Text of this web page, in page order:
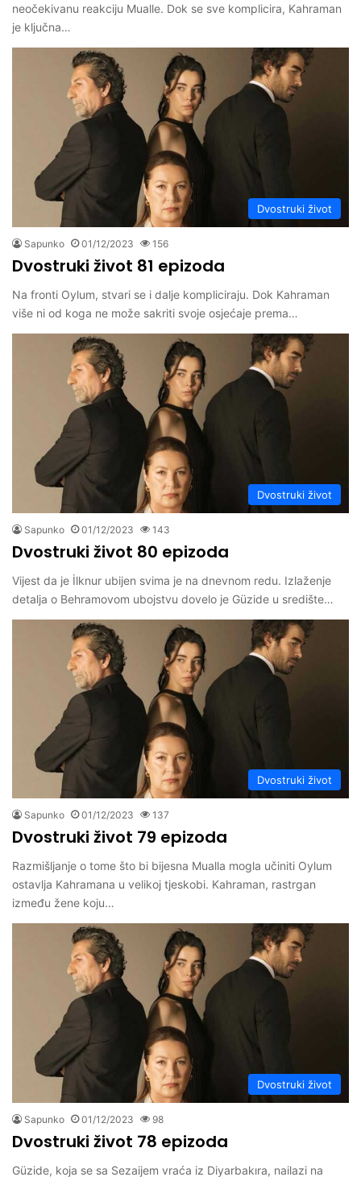
neočekivanu reakciju Mualle. Dok se sve komplicira, Kahraman
je ključna…
Dvostruki život
Sapunko 01/12/2023 156
Dvostruki život 81 epizoda
Na fronti Oylum, stvari se i dalje kompliciraju. Dok Kahraman
više ni od koga ne može sakriti svoje osjećaje prema…
Dvostruki život
Sapunko 01/12/2023 143
Dvostruki život 80 epizoda
Vijest da je İlknur ubijen svima je na dnevnom redu. Izlaženje
detalja o Behramovom ubojstvu dovelo je Güzide u središte…
Dvostruki život
Sapunko 01/12/2023 137
Dvostruki život 79 epizoda
Razmišljanje o tome što bi bijesna Mualla mogla učiniti Oylum
ostavlja Kahramana u velikoj tjeskobi. Kahraman, rastrgan
između žene koju…
Dvostruki život
Sapunko 01/12/2023 98
Dvostruki život 78 epizoda
Güzide, koja se sa Sezaijem vraća iz Diyarbakıra, nailazi na